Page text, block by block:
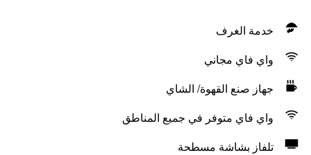
خدمة الغرف
واي فاي مجاني
جهاز صنع القهوة/ الشاي
واي فاي متوفر في جميع المناطق
تلفاز بشاشة مسطحة